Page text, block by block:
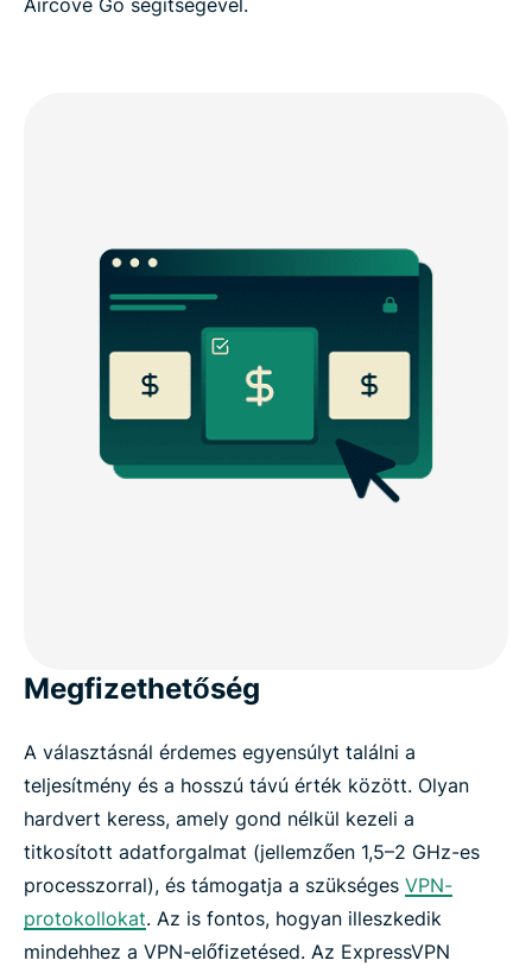
Megfizethetőség
A választásnál érdemes egyensúlyt találni a
teljesítmény és a hosszú távú érték között. Olyan
hardvert keress, amely gond nélkül kezeli a
titkosított adatforgalmat (jellemzően 1,5–2 GHz-es
processzorral), és támogatja a szükséges VPN-
protokollokat. Az is fontos, hogyan illeszkedik
mindehhez a VPN-előfizetésed. Az ExpressVPN